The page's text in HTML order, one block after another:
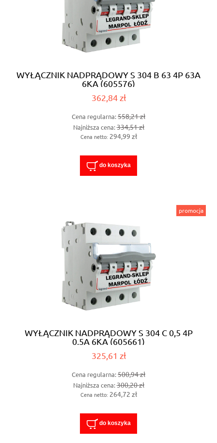
WYŁĄCZNIK NADPRĄDOWY S 304 B 63 4P 63A
6KA (605576)
362,84 zł
Cena regularna:558,21 zł
Najniższa cena:334,51 zł
Cena netto: 294,99 zł
do koszyka
WYŁĄCZNIK NADPRĄDOWY S 304 C 0,5 4P
0,5A 6KA (605661)
325,61 zł
Cena regularna:500,94 zł
Najniższa cena:300,20 zł
Cena netto: 264,72 zł
do koszyka
promocja